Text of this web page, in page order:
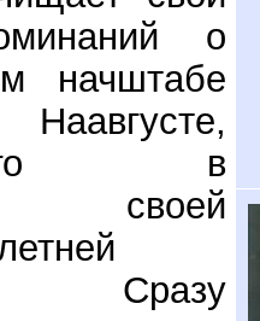
о
начштабе
в
своей
Сразу